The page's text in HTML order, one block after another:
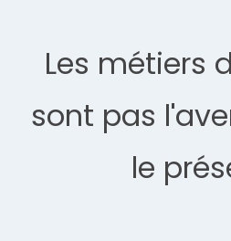
Les métiers
sont pas
le